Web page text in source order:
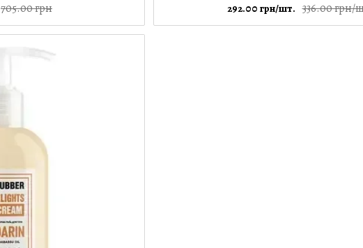
705.00 грн 336.00 грн/
292.00 грн/шт.